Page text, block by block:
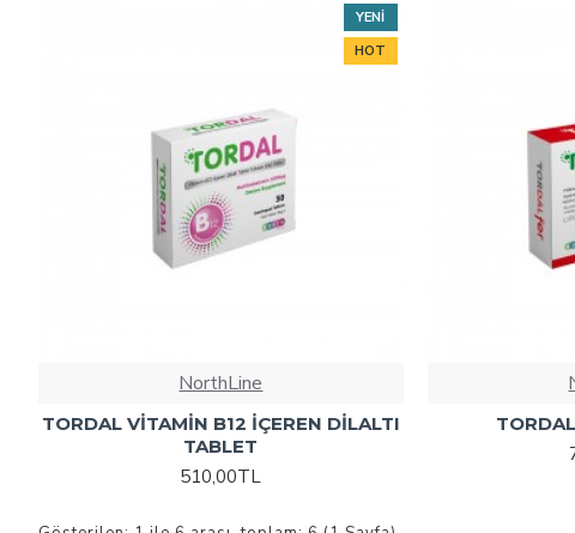
YENI
HOT
NorthLine
TORDAL VİTAMİN B12 İÇEREN DİLALTI
TABLET
510,00TL